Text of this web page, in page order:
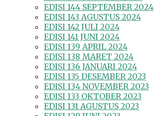
EDISI 144 SEPTEMBER 2024
EDISI 143 AGUSTUS 2024
EDISI 142 JULI 2024
EDISI 141 JUNI 2024
EDISI 139 APRIL 2024
EDISI 138 MARET 2024
EDISI 136 JANUARI 2024
EDISI 135 DESEMBER 2023
EDISI 134 NOVEMBER 2023
EDISI 133 OKTOBER 2023
EDISI 131 AGUSTUS 2023